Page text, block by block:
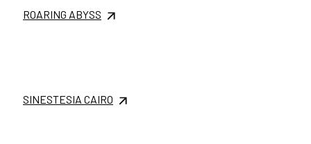
ROARING ABYSS
SINESTESIA CAIRO